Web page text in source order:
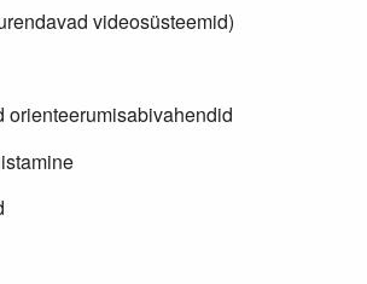
videosüsteemid)
orienteerumisabivahendid